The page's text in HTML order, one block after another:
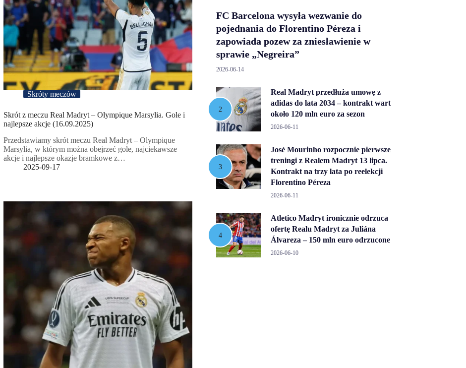
Skróty meczów
Skrót z meczu Real Madryt – Olympique Marsylia. Gole i
najlepsze akcje (16.09.2025)
Przedstawiamy skrót meczu Real Madryt – Olympique
Marsylia, w którym można obejrzeć gole, najciekawsze
akcje i najlepsze okazje bramkowe z…
2025-09-17
FC Barcelona wysyła wezwanie do
pojednania do Florentino Péreza i
zapowiada pozew za zniesławienie w
sprawie „Negreira”
2026-06-14
Real Madryt przedłuża umowę z
adidas do lata 2034 – kontrakt wart
około 120 mln euro za sezon
2026-06-11
José Mourinho rozpocznie pierwsze
treningi z Realem Madryt 13 lipca.
Kontrakt na trzy lata po reelekcji
Florentino Péreza
2026-06-11
Atletico Madryt ironicznie odrzuca
ofertę Realu Madryt za Juliána
Álvareza – 150 mln euro odrzucone
2026-06-10